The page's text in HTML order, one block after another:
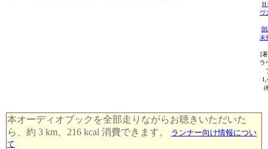
H
ヴ
未
[
ラ
(
本オーディオブックを全部走りながらお聴きいただいた
ら、約 3 km、216 kcal 消費できます。
ランナー向け情報につい
て